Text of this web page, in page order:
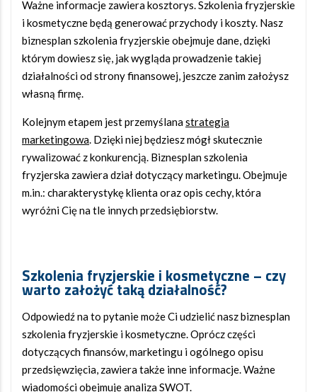
Ważne informacje zawiera kosztorys. Szkolenia fryzjerskie
i kosmetyczne będą generować przychody i koszty. Nasz
biznesplan szkolenia fryzjerskie obejmuje dane, dzięki
którym dowiesz się, jak wygląda prowadzenie takiej
działalności od strony finansowej, jeszcze zanim założysz
własną firmę.
Kolejnym etapem jest przemyślanastrategia
marketingowa. Dzięki niej będziesz mógł skutecznie
rywalizować z konkurencją. Biznesplan szkolenia
fryzjerska zawiera dział dotyczący marketingu. Obejmuje
m.in.: charakterystykę klienta oraz opis cechy, która
wyróżni Cię na tle innych przedsiębiorstw.
Szkolenia fryzjerskie i kosmetyczne – czy
warto założyć taką działalność?
Odpowiedź na to pytanie może Ci udzielić nasz biznesplan
szkolenia fryzjerskie i kosmetyczne. Oprócz części
dotyczących finansów, marketingu i ogólnego opisu
przedsięwzięcia, zawiera także inne informacje. Ważne
wiadomości obejmuje analiza SWOT.